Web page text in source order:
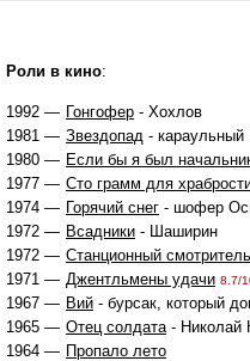
Роли в кино:
1992 — Гонгофер - Хохлов
1981 — Звездопад - караульный
1980 — Если бы я был
1977 — Сто грамм для
1974 — Горячий снег - шофер
1972 — Всадники - Шаширин
1972 — Станционный смотритель
1971 — Джентльмены удачи 8.7/
1967 — Вий - бурсак, который
1965 — Отец солдата- Николай
1964 — Пропало лето